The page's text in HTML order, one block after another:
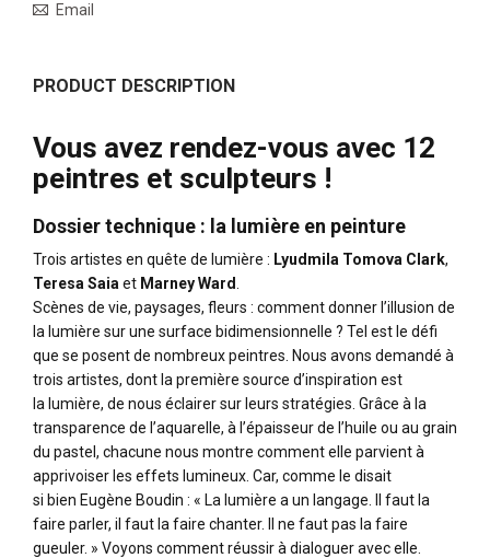
Email
PRODUCT DESCRIPTION
Vous avez rendez-vous avec 12
peintres et sculpteurs !
Dossier technique : la lumière en peinture
Trois artistes en quête de lumière : Lyudmila Tomova Clark,
Teresa Saia et Marney Ward
Scènes de vie, paysages, fleurs : comment donner l’illusion de
la lumière sur une surface bidimensionnelle ? Tel est le défi
que se posent de nombreux peintres. Nous avons demandé à
trois artistes, dont la première source d’inspiration est
la lumière, de nous éclairer sur leurs stratégies. Grâce à la
transparence de l’aquarelle, à l’épaisseur de l’huile ou au grain
du pastel, chacune nous montre comment elle parvient à
apprivoiser les effets lumineux. Car, comme le disait
si bien Eugène Boudin : « La lumière a un langage. Il faut la
faire parler, il faut la faire chanter. Il ne faut pas la faire
gueuler. » Voyons comment réussir à dialoguer avec elle.